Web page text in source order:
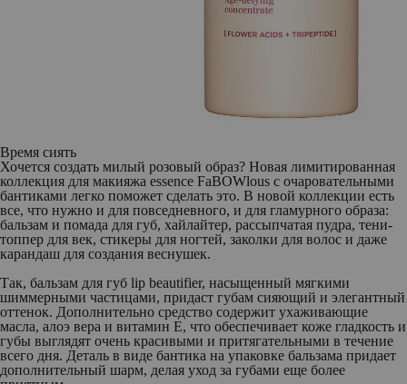
Время сиять
Хочется создать милый розовый образ? Новая лимитированная
коллекция для макияжа essence FaBOWlous с очаровательными
бантиками легко поможет сделать это. В новой коллекции есть
все, что нужно и для повседневного, и для гламурного образа:
бальзам и помада для губ, хайлайтер, рассыпчатая пудра, тени-
топпер для век, стикеры для ногтей, заколки для волос и даже
карандаш для создания веснушек.
Так, бальзам для губ lip beautifier, насыщенный мягкими
шиммерными частицами, придаст губам сияющий и элегантный
оттенок. Дополнительно средство содержит ухаживающие
масла, алоэ вера и витамин Е, что обеспечивает коже гладкость и
губы выглядят очень красивыми и притягательными в течение
всего дня. Деталь в виде бантика на упаковке бальзама придает
дополнительный шарм, делая уход за губами еще более